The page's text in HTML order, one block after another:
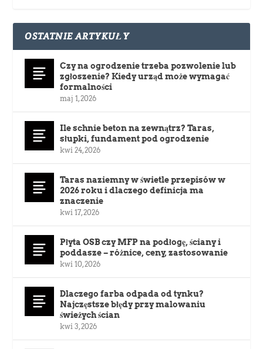
OSTATNIE ARTYKUŁY
Czy na ogrodzenie trzeba pozwolenie lub
zgłoszenie? Kiedy urząd może wymagać
formalności
maj 1, 2026
Ile schnie beton na zewnątrz? Taras,
słupki, fundament pod ogrodzenie
kwi 24, 2026
Taras naziemny w świetle przepisów w
2026 roku i dlaczego definicja ma
znaczenie
kwi 17, 2026
Płyta OSB czy MFP na podłogę, ściany i
poddasze – różnice, ceny, zastosowanie
kwi 10, 2026
Dlaczego farba odpada od tynku?
Najczęstsze błędy przy malowaniu
świeżych ścian
kwi 3, 2026